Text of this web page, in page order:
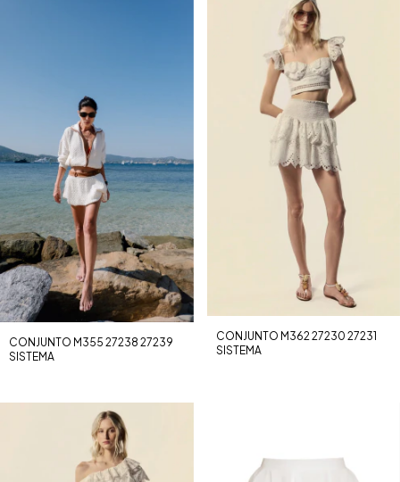
CONJUNTO M355 27238 27239
SISTEMA
CONJUNTO M362 27230 27231
SISTEMA